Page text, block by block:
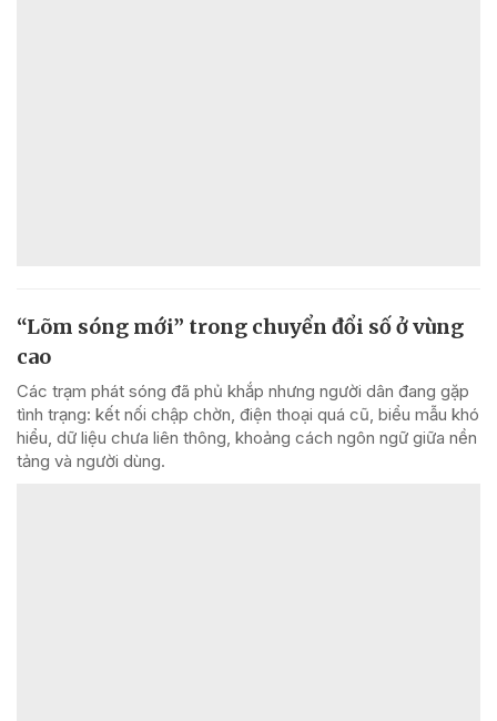
“Lõm sóng mới” trong chuyển đổi số ở vùng
cao
Các trạm phát sóng đã phủ khắp nhưng người dân đang gặp
tình trạng: kết nối chập chờn, điện thoại quá cũ, biểu mẫu khó
hiểu, dữ liệu chưa liên thông, khoảng cách ngôn ngữ giữa nền
tảng và người dùng.